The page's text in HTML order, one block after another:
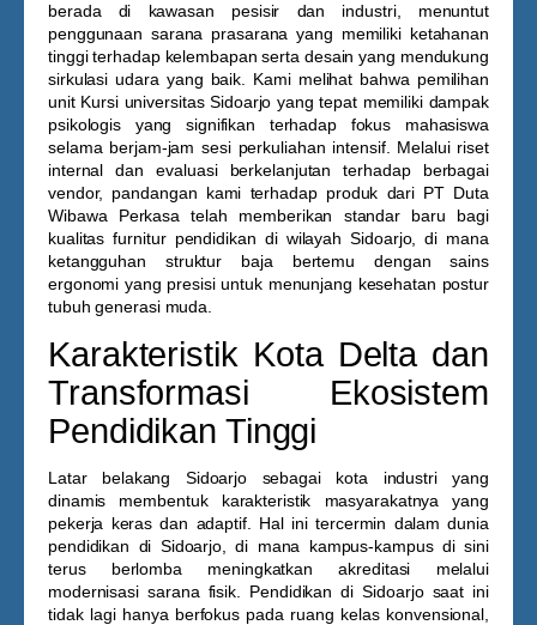
berada di kawasan pesisir dan industri, menuntut
penggunaan sarana prasarana yang memiliki ketahanan
tinggi terhadap kelembapan serta desain yang mendukung
sirkulasi udara yang baik. Kami melihat bahwa pemilihan
unit Kursi universitas Sidoarjo yang tepat memiliki dampak
psikologis yang signifikan terhadap fokus mahasiswa
selama berjam-jam sesi perkuliahan intensif. Melalui riset
internal dan evaluasi berkelanjutan terhadap berbagai
vendor, pandangan kami terhadap produk dari PT Duta
Wibawa Perkasa telah memberikan standar baru bagi
kualitas furnitur pendidikan di wilayah Sidoarjo, di mana
ketangguhan struktur baja bertemu dengan sains
ergonomi yang presisi untuk menunjang kesehatan postur
tubuh generasi muda.
Karakteristik Kota Delta dan
Transformasi Ekosistem
Pendidikan Tinggi
Latar belakang Sidoarjo sebagai kota industri yang
dinamis membentuk karakteristik masyarakatnya yang
pekerja keras dan adaptif. Hal ini tercermin dalam dunia
pendidikan di Sidoarjo, di mana kampus-kampus di sini
terus berlomba meningkatkan akreditasi melalui
modernisasi sarana fisik. Pendidikan di Sidoarjo saat ini
tidak lagi hanya berfokus pada ruang kelas konvensional,